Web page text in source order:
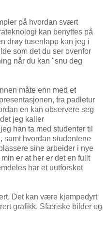
på hvordan svært
kan benyttes på
drøy tusenlapp kan jeg i
som det du ser ovenfor
når du kan "snu deg
måte enn med et
fra padletur
en kan observere seg
jeg kaller
han ta med studenter til
samt hvordan studentene
sine arbeider i nye
er at her er det en fullt
har et uutforsket
Det kan være kjempedyrt
grafikk. Sfæriske bilder og